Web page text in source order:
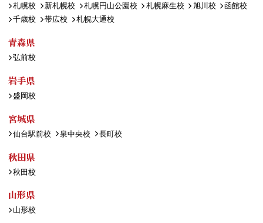
札幌校 新札幌校 札幌円山公園校 札幌麻生校 旭川校
函館校
千歳校
帯広校 札幌大通校
青森県
弘前校
岩手県
盛岡校
宮城県
仙台駅前校 泉中央校 長町校
秋田県
秋田校
山形県
山形校